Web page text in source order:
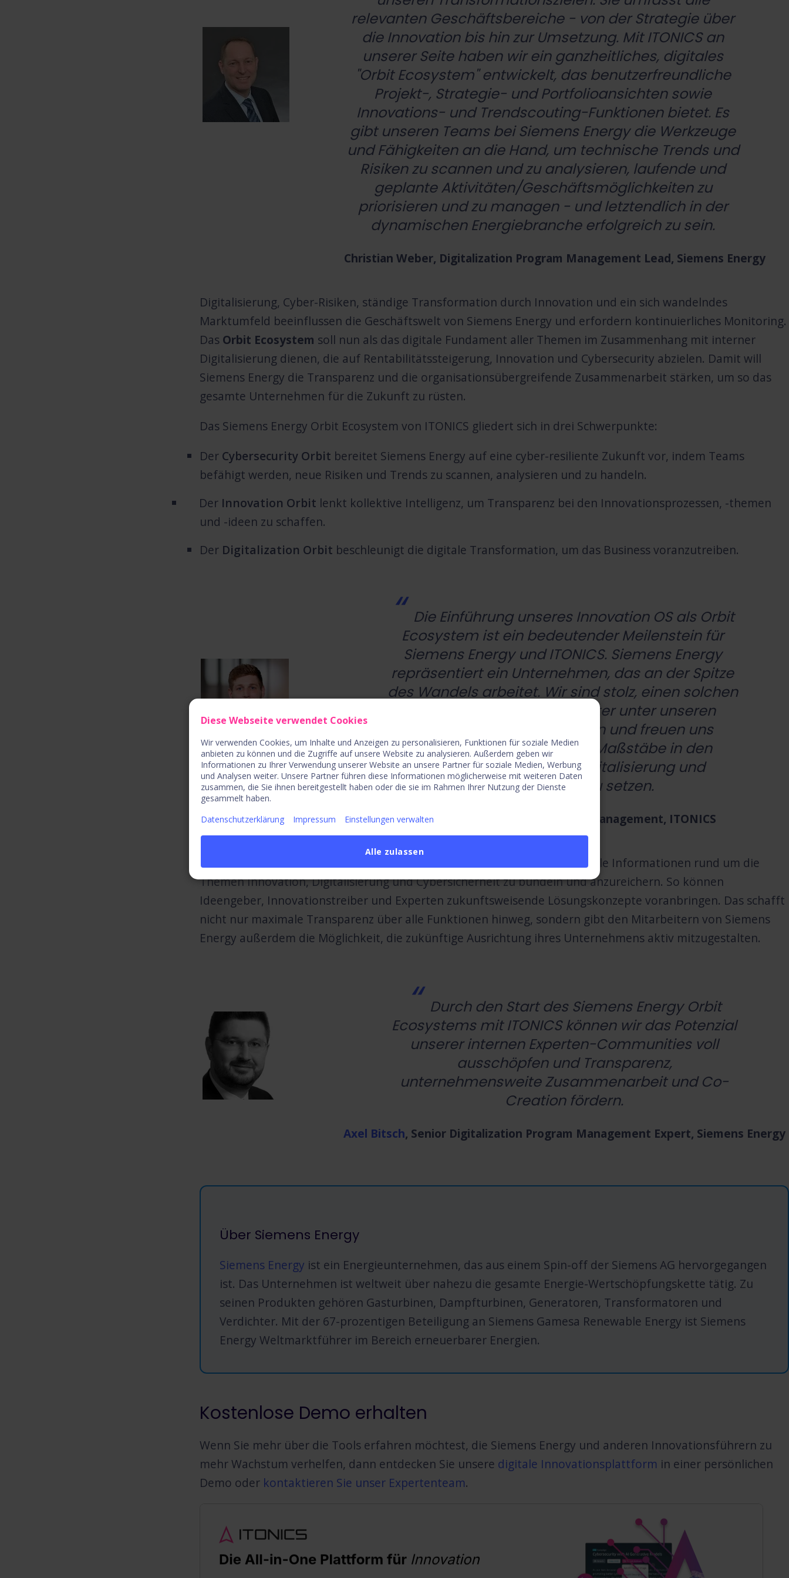
Diese Webseite verwendet Cookies
Wir verwenden Cookies, um Inhalte und Anzeigen zu personalisieren, Funktionen für soziale Medien
anbieten zu können und die Zugriffe auf unsere Website zu analysieren. Außerdem geben wir
Informationen zu Ihrer Verwendung unserer Website an unsere Partner für soziale Medien, Werbung
und Analysen weiter. Unsere Partner führen diese Informationen möglicherweise mit weiteren Daten
zusammen, die Sie ihnen bereitgestellt haben oder die sie im Rahmen Ihrer Nutzung der Dienste
gesammelt haben.
Datenschutzerklärung
Impressum Einstellungen verwalten
Alle zulassen
relevanten Geschäftsbereiche - von der Strategie über
die Innovation bis hin zur Umsetzung. Mit ITONICS an
unserer Seite haben wir ein ganzheitliches, digitales
"Orbit Ecosystem" entwickelt, das benutzerfreundliche
Projekt-, Strategie- und Portfolioansichten sowie
Innovations- und Trendscouting-Funktionen bietet. Es
gibt unseren Teams bei Siemens Energy die Werkzeuge
und Fähigkeiten an die Hand, um technische Trends und
Risiken zu scannen und zu analysieren, laufende und
geplante Aktivitäten/Geschäftsmöglichkeiten zu
priorisieren und zu managen - und letztendlich in der
dynamischen Energiebranche erfolgreich zu sein.
Christian Weber, Digitalization Program Management Lead, Siemens Energy
Digitalisierung, Cyber-Risiken, ständige Transformation durch Innovation und ein sich wandelndes
Marktumfeld beeinflussen die Geschäftswelt von Siemens Energy und erfordern kontinuierliches Monitoring.
Das Orbit Ecosystem soll nun als das digitale Fundament aller Themen im Zusammenhang mit interner
Digitalisierung dienen, die auf Rentabilitätssteigerung, Innovation und Cybersecurity abzielen. Damit will
Siemens Energy die Transparenz und die organisationsübergreifende Zusammenarbeit stärken, um so das
gesamte Unternehmen für die Zukunft zu rüsten.
Das Siemens Energy Orbit Ecosystem von ITONICS gliedert sich in drei Schwerpunkte:
Der Cybersecurity Orbit bereitet Siemens Energy auf eine cyber-resiliente Zukunft vor, indem Teams
befähigt werden, neue Risiken und Trends zu scannen, analysieren und zu handeln.
Der Innovation Orbit lenkt kollektive Intelligenz, um Transparenz bei den Innovationsprozessen, -themen
und -ideen zu schaffen.
Der Digitalization Orbit beschleunigt die digitale Transformation, um das Business voranzutreiben.
Die Einführung unseres Innovation OS als Orbit
Ecosystem ist ein bedeutender Meilenstein für
Siemens Energy und ITONICS. Siemens Energy
repräsentiert ein Unternehmen, das an der Spitze
des Wandels arbeitet. Wir sind stolz, einen solchen
globalen Innovationsvorreiter unter unseren
Kunden begrüßen zu dürfen und freuen uns
darauf, gemeinsam neue Maßstäbe in den
Bereichen Innovation, Digitalisierung und
Cybersicherheit zu setzen.
Matthias Veit , Director Account Management, ITONICS
Die neue Plattform soll als
dienen, um alle Informationen rund um die
Themen Innovation, Digitalisierung und Cybersicherheit zu bündeln und anzureichern. So können
Ideengeber, Innovationstreiber und Experten zukunftsweisende Lösungskonzepte voranbringen. Das schafft
nicht nur maximale Transparenz über alle Funktionen hinweg, sondern gibt den Mitarbeitern von Siemens
Energy außerdem die Möglichkeit, die zukünftige Ausrichtung ihres Unternehmens aktiv mitzugestalten.
Durch den Start des Siemens Energy Orbit
Ecosystems mit ITONICS können wir das Potenzial
unserer internen Experten-Communities voll
ausschöpfen und Transparenz,
unternehmensweite Zusammenarbeit und Co-
Creation fördern.
Axel Bitsch, Senior Digitalization Program Management Expert, Siemens Energy
Über Siemens Energy
Siemens Energy ist ein Energieunternehmen, das aus einem Spin-off der Siemens AG hervorgegangen
ist. Das Unternehmen ist weltweit über nahezu die gesamte Energie-Wertschöpfungskette tätig. Zu
seinen Produkten gehören Gasturbinen, Dampfturbinen, Generatoren, Transformatoren und
Verdichter. Mit der 67-prozentigen Beteiligung an Siemens Gamesa Renewable Energy ist Siemens
Energy Weltmarktführer im Bereich erneuerbarer Energien.
Kostenlose Demo erhalten
Wenn Sie mehr über die Tools erfahren möchtest, die Siemens Energy und anderen Innovationsführern zu
mehr Wachstum verhelfen, dann entdecken Sie unsere digitale Innovationsplattform in einer persönlichen
Demo oder kontaktieren Sie unser Expertenteam.